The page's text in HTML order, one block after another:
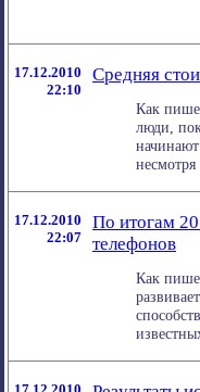
17.12.2010
22:10
Средняя
Как
люди,
17.12.2010
22:07
По итогам
телефонов
Как